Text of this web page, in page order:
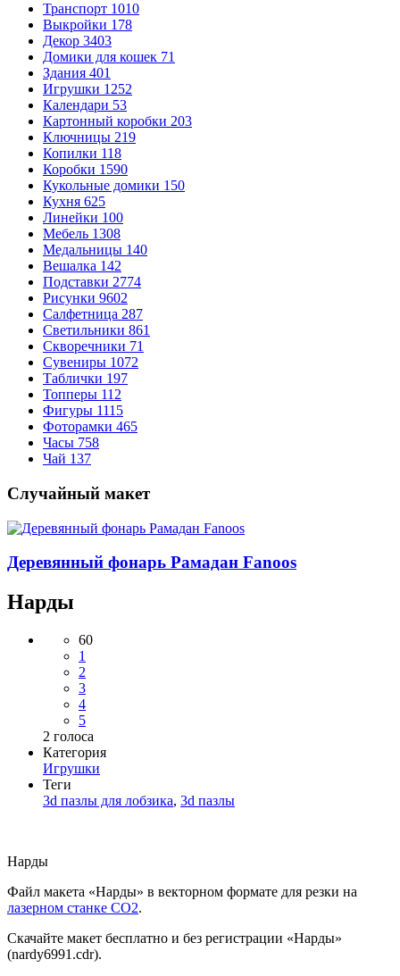
Транспорт 1010
Выкройки 178
Декор 3403
Домики для кошек 71
Здания 401
Игрушки 1252
Календари 53
Картонный коробки 203
Ключницы 219
Копилки 118
Коробки 1590
Кукольные домики 150
Кухня 625
Линейки 100
Мебель 1308
Медальницы 140
Вешалка 142
Подставки 2774
Рисунки 9602
Салфетница 287
Светильники 861
Скворечники 71
Сувениры 1072
Таблички 197
Топперы 112
Фигуры 1115
Фоторамки 465
Часы 758
Чай 137
Случайный макет
Деревянный фонарь Рамадан Fanoos
Нарды
60
1
2
3
4
5
2 голоса
Категория
Игрушки
Теги
3d пазлы для лобзика, 3d пазлы
Нарды
Файл макета «Нарды» в векторном формате для резки на
лазерном станке СО2.
Скачайте макет бесплатно и без регистрации «Нарды»
(nardy6991.cdr).